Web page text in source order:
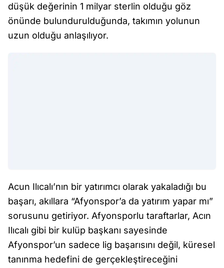
düşük değerinin 1 milyar sterlin olduğu göz
önünde bulundurulduğunda, takımın yolunun
uzun olduğu anlaşılıyor.
Acun Ilıcalı’nın bir yatırımcı olarak yakaladığı bu
başarı, akıllara “Afyonspor’a da yatırım yapar mı”
sorusunu getiriyor. Afyonsporlu taraftarlar, Acın
Ilıcalı gibi bir kulüp başkanı sayesinde
Afyonspor’un sadece lig başarısını değil, küresel
tanınma hedefini de gerçekleştireceğini